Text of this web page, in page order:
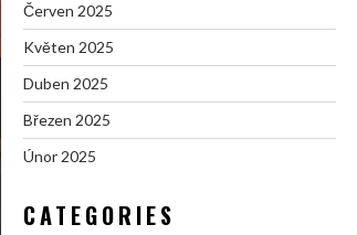
Červen 2025
Květen 2025
Duben 2025
Březen 2025
Únor 2025
CATEGORIES